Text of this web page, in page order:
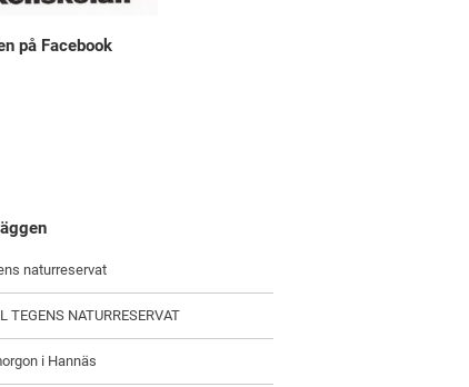
på Facebook
naturreservat
TEGENS NATURRESERVAT
i Hannäs